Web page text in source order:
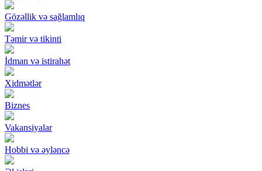
Gözəllik və sağlamlıq
Təmir və tikinti
İdman və istirahət
Xidmətlər
Biznes
Vakansiyalar
Hobbi və əyləncə